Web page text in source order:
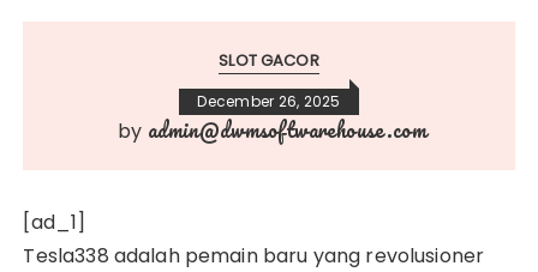
SLOT GACOR
December 26, 2025
by admin@dwmsoftwarehouse.com
[ad_1]
Tesla338 adalah pemain baru yang revolusioner